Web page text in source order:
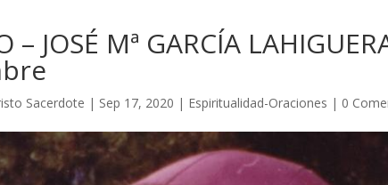
– JOSÉ Mª GARCÍA
Sacerdote | Sep 17, 2020 | Espiritualidad-Oraciones | 0